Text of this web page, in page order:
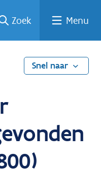
Zoek Menu
Snel naar